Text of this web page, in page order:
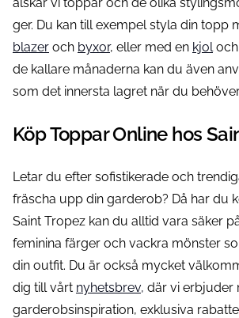
ger. Du kan till exempel styla din topp
blazer och byxor, eller med en kjoloch
de kallare månaderna kan du även
som det innersta lagret när du
Köp Toppar Online hos
Letar du efter sofistikerade och
fräscha upp din garderob? Då har du
Saint Tropez kan du alltid vara säker
feminina färger och vackra mönster
din outfit. Du är också mycket
dig till vårt nyhetsbrev, där vi erbjuder
garderobsinspiration, exklusiva